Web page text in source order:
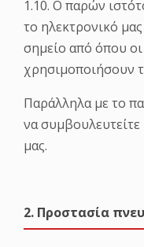
1.10. Ο παρών
το ηλεκτρονικό
σημείο από όπου οι
χρησιμοποιήσουν
Παράλληλα με το
να
μας.
2. Προστασία